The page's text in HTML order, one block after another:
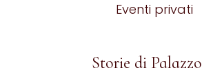
Eventi privati
Storie di Palazzo